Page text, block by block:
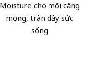
Moisture cho môi căng
mọng, tràn đầy sức
sống